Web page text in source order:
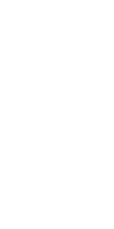
añadido que se
Asimismo, ha
situación de
mujeres mayores
Respecto a las
apuntado que en
la novedad, la
incorporan a los
este sentido, ha
fines de